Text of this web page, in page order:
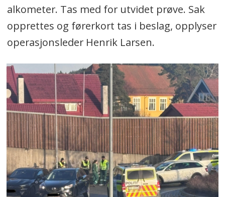
alkometer. Tas med for utvidet prøve. Sak
opprettes og førerkort tas i beslag, opplyser
operasjonsleder Henrik Larsen.